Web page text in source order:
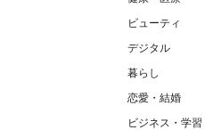
ビューティ
デジタル
暮らし
恋愛・結婚
ビジネス・学習